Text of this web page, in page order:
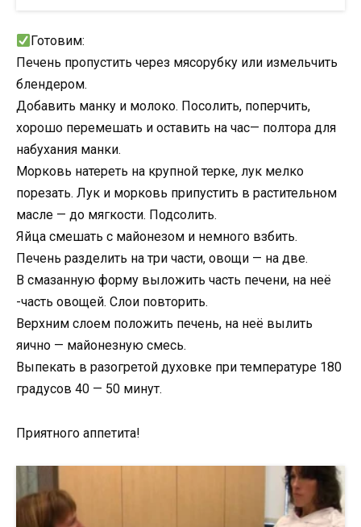
Готовим:
Печень пропустить через мясорубку или измельчить
блендером.
Добавить манку и молоко. Посолить, поперчить,
хорошо перемешать и оставить на час— полтора для
набухания манки.
Морковь натереть на крупной терке, лук мелко
порезать. Лук и морковь припустить в растительном
масле — до мягкости. Подсолить.
Яйца смешать с майонезом и немного взбить.
Печень разделить на три части, овощи — на две.
В смазанную форму выложить часть печени, на неё
-часть овощей. Слои повторить.
Верхним слоем положить печень, на неё вылить
яично — майонезную смесь.
Выпекать в разогретой духовке при температуре 180
градусов 40 — 50 минут.
Приятного аппетита!